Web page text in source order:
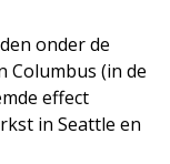
onder de
Columbus (in de
effect
in Seattle en